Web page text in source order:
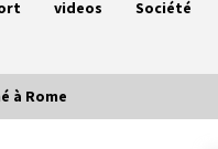
videos Société
à Rome